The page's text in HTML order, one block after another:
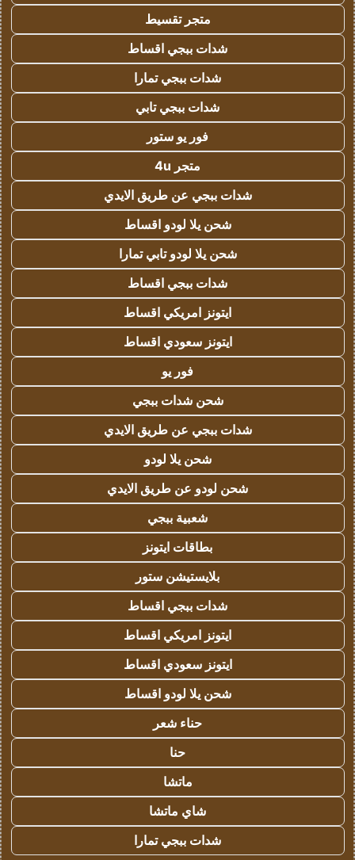
متجر تقسيط
شدات ببجي اقساط
شدات ببجي تمارا
شدات ببجي تابي
فور يو ستور
متجر 4u
شدات ببجي عن طريق الايدي
شحن يلا لودو اقساط
شحن يلا لودو تابي تمارا
شدات ببجي اقساط
ايتونز امريكي اقساط
ايتونز سعودي اقساط
فور يو
شحن شدات ببجي
شدات ببجي عن طريق الايدي
شحن يلا لودو
شحن لودو عن طريق الايدي
شعبية ببجي
بطاقات ايتونز
بلايستيشن ستور
شدات ببجي اقساط
ايتونز امريكي اقساط
ايتونز سعودي اقساط
شحن يلا لودو اقساط
حناء شعر
حنا
ماتشا
شاي ماتشا
شدات ببجي تمارا